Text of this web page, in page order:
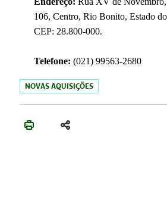
106, Centro, Rio Bonito, Estado
CEP: 28.800-000.
Telefone: (021) 99563-2680
NOVAS AQUISIÇÕES